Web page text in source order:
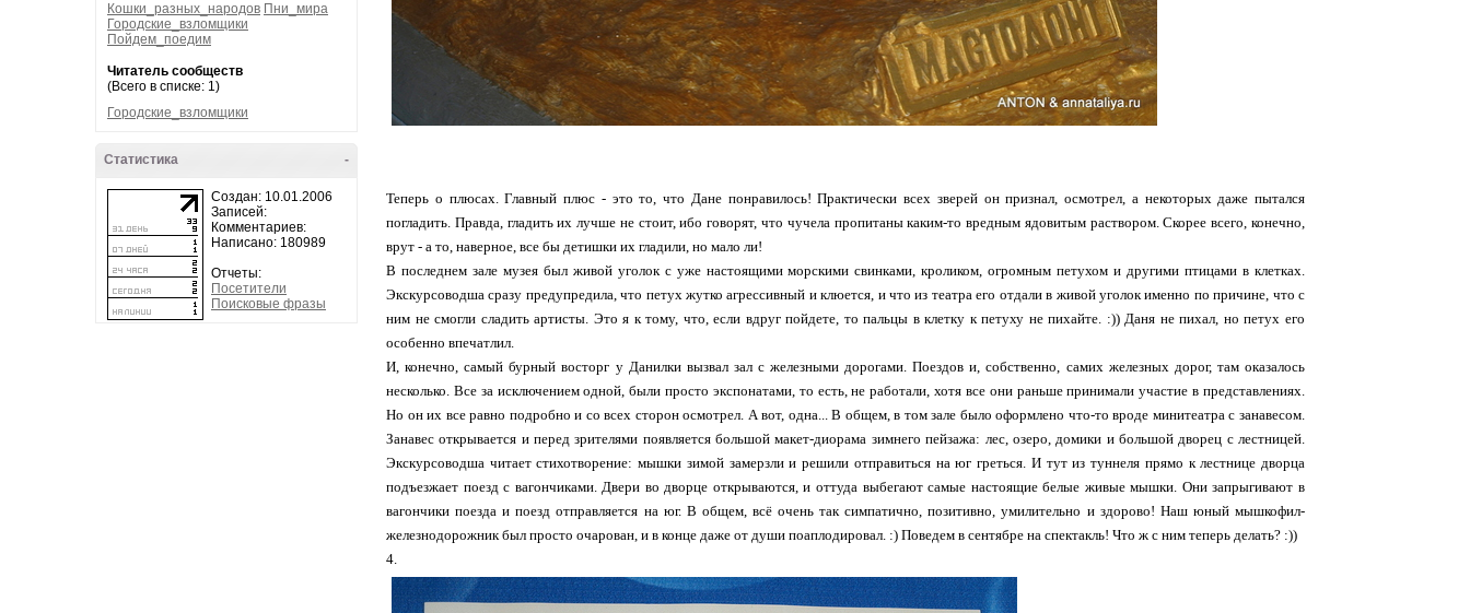
Кошки_разных_народов Пни_мира
Городские_взломщики
Пойдем_поедим
Читатель сообществ
(Всего в списке: 1)
Городские_взломщики
-
Статистика
Создан: 10.01.2006
Записей:
Комментариев:
Написано: 180989
Отчеты:
Посетители
Поисковые фразы
Теперь о плюсах. Главный плюс - это то, что Дане понравилось! Практически всех зверей он признал, осмотрел, а некоторых даже пытался
погладить. Правда, гладить их лучше не стоит, ибо говорят, что чучела пропитаны каким-то вредным ядовитым раствором. Скорее всего, конечно,
врут - а то, наверное, все бы детишки их гладили, но мало ли!
В последнем зале музея был живой уголок с уже настоящими морскими свинками, кроликом, огромным петухом и другими птицами в клетках.
Экскурсоводша сразу предупредила, что петух жутко агрессивный и клюется, и что из театра его отдали в живой уголок именно по причине, что с
ним не смогли сладить артисты. Это я к тому, что, если вдруг пойдете, то пальцы в клетку к петуху не пихайте. :)) Даня не пихал, но петух его
особенно впечатлил.
И, конечно, самый бурный восторг у Данилки вызвал зал с железными дорогами. Поездов и, собственно, самих железных дорог, там оказалось
несколько. Все за исключением одной, были просто экспонатами, то есть, не работали, хотя все они раньше принимали участие в представлениях.
Но он их все равно подробно и со всех сторон осмотрел. А вот, одна... В общем, в том зале было оформлено что-то вроде минитеатра с занавесом.
Занавес открывается и перед зрителями появляется большой макет-диорама зимнего пейзажа: лес, озеро, домики и большой дворец с лестницей.
Экскурсоводша читает стихотворение: мышки зимой замерзли и решили отправиться на юг греться. И тут из туннеля прямо к лестнице дворца
подъезжает поезд с вагончиками. Двери во дворце открываются, и оттуда выбегают самые настоящие белые живые мышки. Они запрыгивают в
вагончики поезда и поезд отправляется на юг. В общем, всё очень так симпатично, позитивно, умилительно и здорово! Наш юный мышкофил-
железнодорожник был просто очарован, и в конце даже от души поаплодировал. :) Поведем в сентябре на спектакль! Что ж с ним теперь делать? :))
4.